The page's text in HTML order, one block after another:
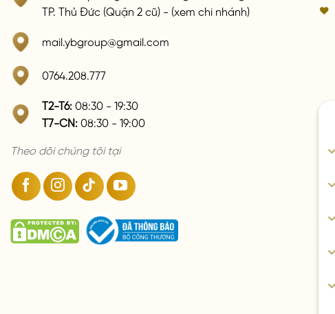
TP. Thủ Đức (Quận 2 cũ) - (xem chi nhánh)
mail.ybgroup@gmail.com
0764.208.777
T2-T6: 08:30 - 19:30
T7-CN: 08:30 - 19:00
Theo dõi chúng tôi tại